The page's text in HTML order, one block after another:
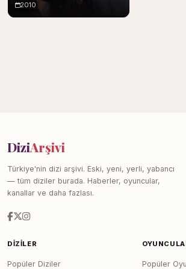
2010
DiziArşivi
Türkiye'nin dizi arşivi. Eski, yeni, yerli, yabancı
— tüm diziler burada. Haberler, oyuncular,
kanallar ve daha fazlası.
DIZILER
Popüler Diziler Popüler